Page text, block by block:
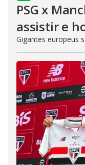
PSG x
assistir e
Gigantes europeus